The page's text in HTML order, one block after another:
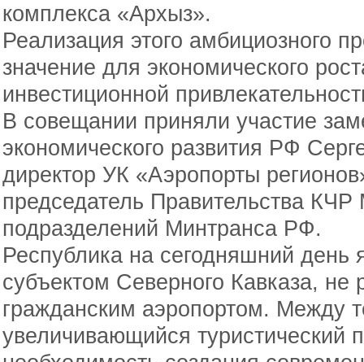
комплекса «Архыз».
Реализация этого амбициозного
значение для экономического
инвестиционной
В совещании приняли участие
экономического развития РФ
директор УК «Аэропорты
председатель Правительства КЧР
подразделений Минтранса РФ.
Республика на сегодняшний день
субъектом Северного Кавказа,
гражданским аэропортом. Между
увеличивающийся туристический